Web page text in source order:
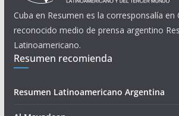
Cuba en Resumen es la corresponsalía en
reconocido medio de prensa argentino
Latinoamericano.
Resumen recomienda
Resumen Latinoamericano Argentina